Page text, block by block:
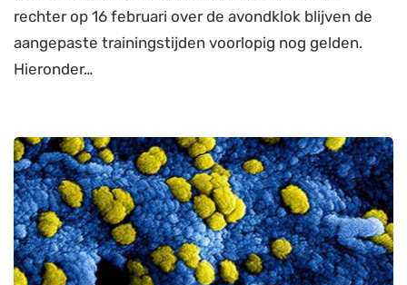
rechter op 16 februari over de avondklok blijven de
aangepaste trainingstijden voorlopig nog gelden.
Hieronder…